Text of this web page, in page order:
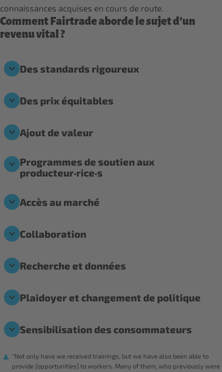
connaissances acquises en cours de route.
Comment Fairtrade aborde le sujet d’un
revenu vital ?
Des standards rigoureux
Des prix équitables
Ajout de valeur
Programmes de soutien aux
producteur·rice·s
Accès au marché
Collaboration
Recherche et données
Plaidoyer et changement de politique
Sensibilisation des consommateurs
"Not only have we received trainings, but we have also been able to
provide [opportunities] to workers. Many of them, who previously were